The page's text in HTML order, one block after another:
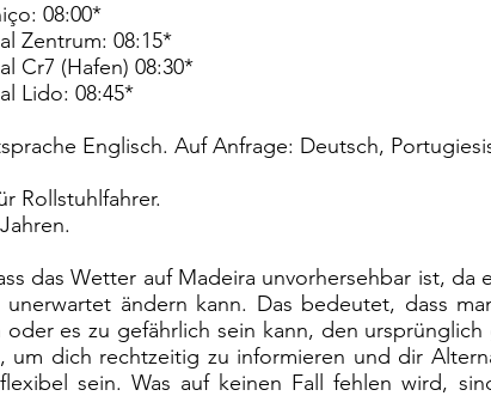
08:00*
Zentrum: 08:15*
Cr7 (Hafen) 08:30*
Lido: 08:45*
Englisch. Auf Anfrage: Deutsch,
Rollstuhlfahrer.
das Wetter auf Madeira unvorhersehbar ist,
unerwartet ändern kann. Das bedeutet, dass
es zu gefährlich sein kann, den
um dich rechtzeitig zu informieren und dir
sein. Was auf keinen Fall fehlen wird,